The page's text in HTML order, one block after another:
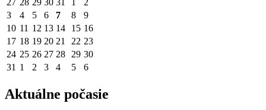
3
4 5 6 7 8
9
10 11 12 13 14 15 16
17 18 19 20 21 22 23
24 25 26 27 28 29 30
31 1 2 3 4 5 6
Aktuálne počasie